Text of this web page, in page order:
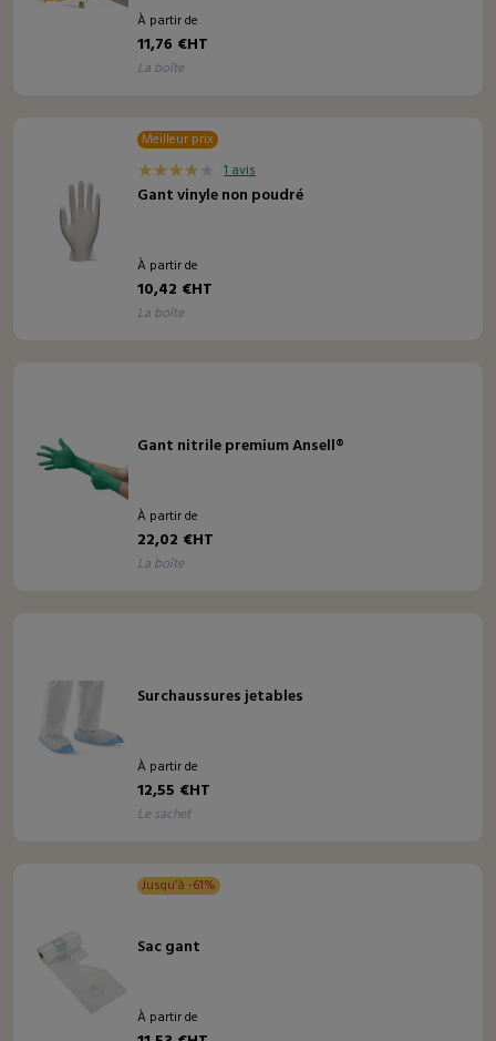
À partir de
11,76 €HT
la boîte
Meilleur prix
1 avis
Gant vinyle non poudré
À partir de
10,42 €HT
la boîte
Gant nitrile premium Ansell®
À partir de
22,02 €HT
la boîte
Surchaussures jetables
À partir de
12,55 €HT
le sachet
Jusqu’à -61%
Sac gant
À partir de